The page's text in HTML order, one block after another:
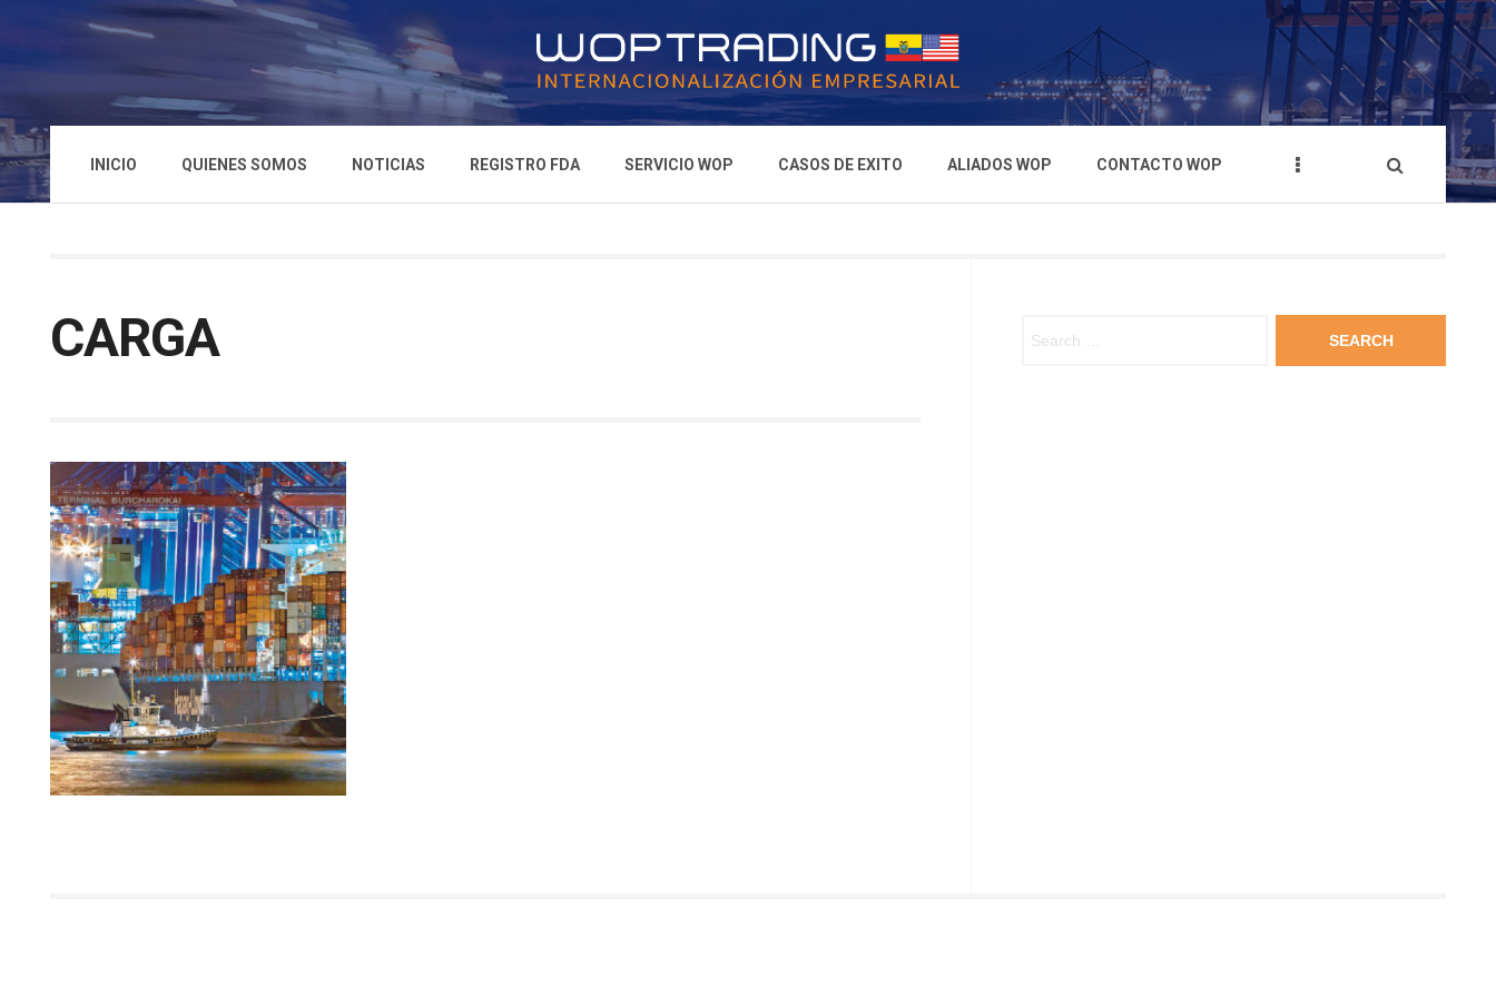
INICIO QUIENES SOMOS NOTICIAS REGISTRO FDA SERVICIO WOP CASOS DE EXITO ALIADOS WOP CONTACTO WOP
CARGA